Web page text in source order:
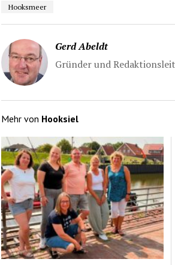
Hooksmeer
Gerd Abeldt
Gründer und
Mehr von Hooksiel